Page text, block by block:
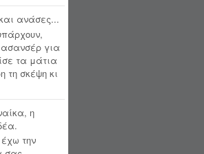
ανάσες...
ασανσέρ για
τα μάτια
τη σκέψη κι
η
έχω την